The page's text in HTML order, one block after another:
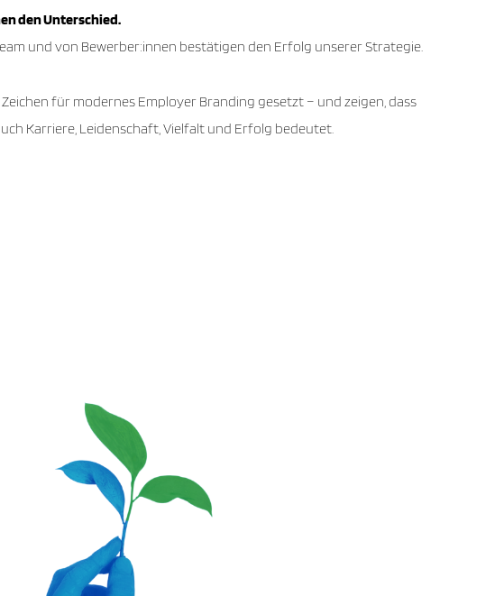
den Unterschied.
und von Bewerber:innen bestätigen den Erfolg unserer Strategie.
für modernes Employer Branding gesetzt – und zeigen, dass
Karriere, Leidenschaft, Vielfalt und Erfolg bedeutet.